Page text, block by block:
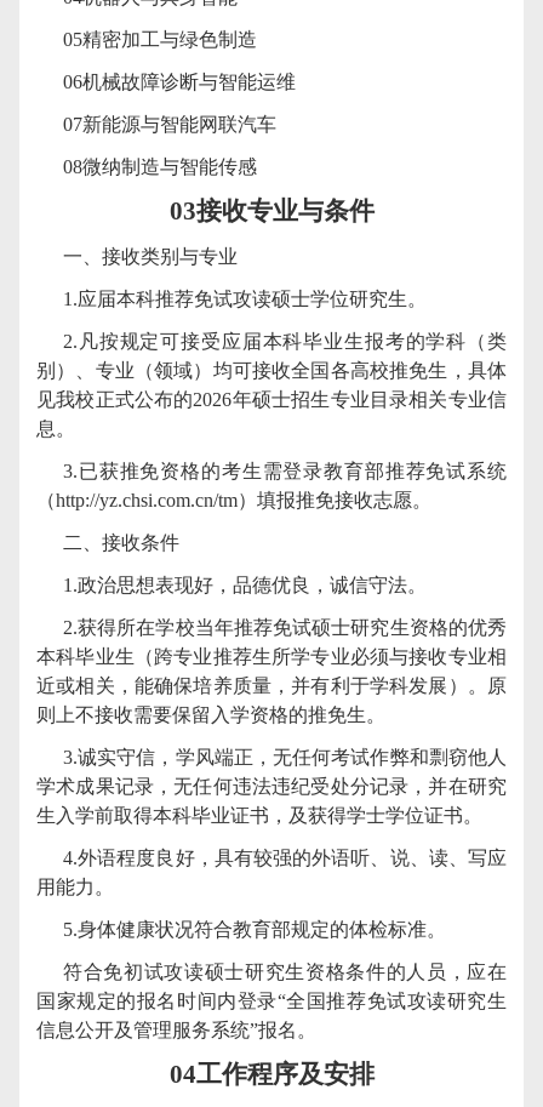
05精密加工与绿色制造
06机械故障诊断与智能运维
07新能源与智能网联汽车
08微纳制造与智能传感
03接收专业与条件
一、接收类别与专业
1.应届本科推荐免试攻读硕士学位研究生。
2. 凡按规定可接受应届本科毕业生报考的学科（类
别）、专业（领域）均可接收全国各高校推免生，具体
见我校正式公布的2026年硕士招生专业目录相关专业信
息。
3.已获推免资格的考生需登录教育部推荐免试系统
（http://yz.chsi.com.cn/tm）填报推免接收志愿。
二、接收条件
1.政治思想表现好，品德优良，诚信守法。
2.获得所在学校当年推荐免试硕士研究生资格的优秀
本科毕业生（跨专业推荐生所学专业必须与接收专业相
近或相关，能确保培养质量，并有利于学科发展）。原
则上不接收需要保留入学资格的推免生。
3.诚实守信，学风端正，无任何考试作弊和剽窃他人
学术成果记录，无任何违法违纪受处分记录，并在研究
生入学前取得本科毕业证书，及获得学士学位证书。
4.外语程度良好，具有较强的外语听、说、读、写应
用能力。
5.身体健康状况符合教育部规定的体检标准。
符合免初试攻读硕士研究生资格条件的人员，应在
国家规定的报名时间内登录“全国推荐免试攻读研究生
信息公开及管理服务系统”报名。
04工作程序及安排